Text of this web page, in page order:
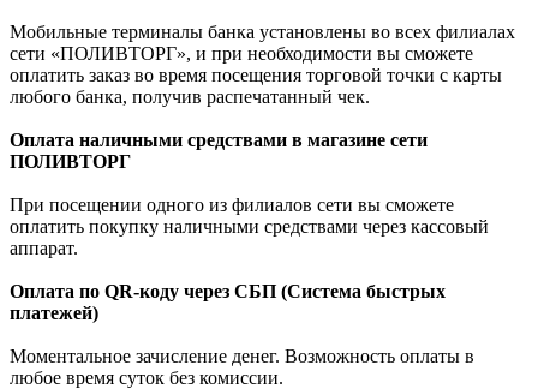
Мобильные терминалы банка установлены во всех филиалах
сети «ПОЛИВТОРГ», и при необходимости вы сможете
оплатить заказ во время посещения торговой точки с карты
любого банка, получив распечатанный чек.
Оплата наличными средствами в магазине сети
ПОЛИВТОРГ
При посещении одного из филиалов сети вы сможете
оплатить покупку наличными средствами через кассовый
аппарат.
Оплата по QR-коду через СБП (Система быстрых
платежей)
Моментальное зачисление денег. Возможность оплаты в
любое время суток без комиссии.